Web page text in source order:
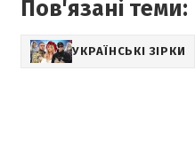
Пов'язані теми:
УКРАЇНСЬКІ ЗІРКИ